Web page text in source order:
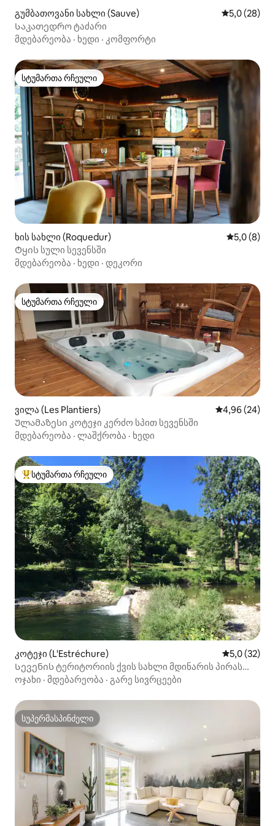
გუმბათოვანი სახლი (Sauve) საშუალო
5,0 (28)
Საკათედრო ტაძარი
მდებარეობა · ხედი · კომფორტი
სტუმართა რჩეული
სტუმართა რჩეული
ხის სახლი (Roquedur) საშუალო
5,0 (8)
Ტყის სული სევენსში
მდებარეობა · ხედი · დეკორი
სტუმართა რჩეული
სტუმართა რჩეული
ვილა (Les Plantiers) საშუალო
4,96 (24)
Ულამაზესი კოტეჯი კერძო სპით სევენსში
მდებარეობა · ლაშქრობა · ხედი
სტუმართა რჩეული მოწინავე ვარიანტი
სტუმართა რჩეული
კოტეჯი (L'Estréchure) საშუალო
5,0 (32)
Სევენის ტერიტორიის ქვის სახლი მდინარის პირას
4/8pax
ოჯახი · მდებარეობა · გარე სივრცეები
სუპერმასპინძელი
სუპერმასპინძელი